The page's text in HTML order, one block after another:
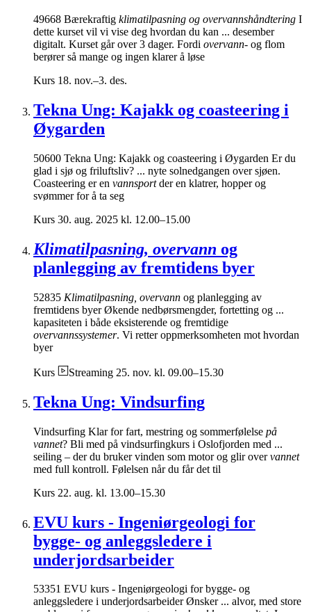
49668 Bærekraftig klimatilpasning og overvannshåndtering I
dette kurset vil vi vise deg hvordan du kan ... desember
digitalt. Kurset går over 3 dager. Fordi overvann- og flom
berører så mange og ingen klarer å løse
Kurs 18. nov.–3. des.
Tekna Ung: Kajakk og coasteering i
Øygarden
50600 Tekna Ung: Kajakk og coasteering i Øygarden Er du
glad i sjø og friluftsliv? ... nyte solnedgangen over sjøen.
Coasteering er en vannsportder en klatrer, hopper og
svømmer for å ta seg
Kurs 30. aug. 2025 kl. 12.00–15.00
Klimatilpasning, overvann og
planlegging av fremtidens byer
52835 Klimatilpasning, overvann og planlegging av
fremtidens byer Økende nedbørsmengder, fortetting og ...
kapasiteten i både eksisterende og fremtidige
overvannssystemer. Vi retter oppmerksomheten mot hvordan
byer
Kurs Streaming 25. nov. kl. 09.00–15.30
Tekna Ung: Vindsurfing
Vindsurfing Klar for fart, mestring og sommerfølelse på
vannet? Bli med på vindsurfingkurs i Oslofjorden med ...
seiling – der du bruker vinden som motor og glir overvannet
med full kontroll. Følelsen når du får det til
Kurs 22. aug. kl. 13.00–15.30
EVU kurs - Ingeniørgeologi for
bygge- og anleggsledere i
underjordsarbeider
53351 EVU kurs - Ingeniørgeologi for bygge- og
anleggsledere i underjordsarbeider Ønsker ... alvor, med store